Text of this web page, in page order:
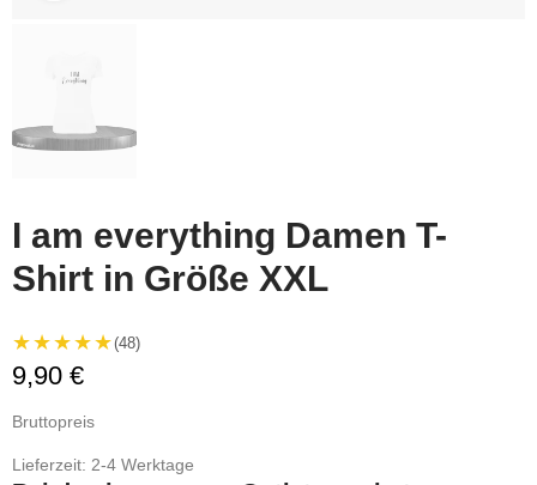
I am everything Damen T-
Shirt in Größe XXL
★★★★★(48)
9,90 €
Bruttopreis
Lieferzeit: 2-4 Werktage